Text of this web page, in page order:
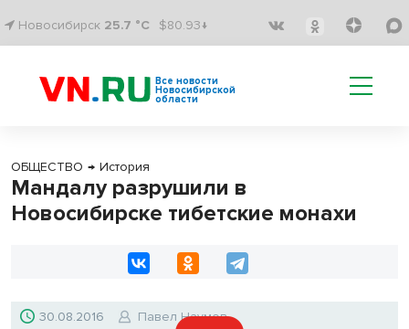
Новосибирск 25.7 °C $80.93↓
Все новости
Новосибирской
области
ОБЩЕСТВО → История
Мандалу разрушили в
Новосибирске тибетские монахи
30.08.2016 Павел Наумов